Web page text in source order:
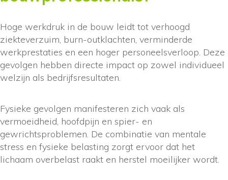
Hoge werkdruk in de bouw leidt tot verhoogd
ziekteverzuim, burn-outklachten, verminderde
werkprestaties en een hoger personeelsverloop. Deze
gevolgen hebben directe impact op zowel individueel
welzijn als bedrijfsresultaten.
Fysieke gevolgen manifesteren zich vaak als
vermoeidheid, hoofdpijn en spier- en
gewrichtsproblemen. De combinatie van mentale
stress en fysieke belasting zorgt ervoor dat het
lichaam overbelast raakt en herstel moeilijker wordt.